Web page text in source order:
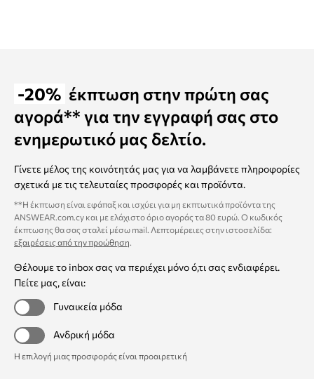
-20% έκπτωση στην πρώτη σας
αγορά** για την εγγραφή σας στο
ενημερωτικό μας δελτίο.
Γίνετε μέλος της κοινότητάς μας για να λαμβάνετε πληροφορίες
σχετικά με τις τελευταίες προσφορές και προϊόντα.
**Η έκπτωση είναι εφάπαξ και ισχύει για μη εκπτωτικά προϊόντα της
ANSWEAR.com.cy και με ελάχιστο όριο αγοράς τα 80 ευρώ. Ο κωδικός
έκπτωσης θα σας σταλεί μέσω mail. Λεπτομέρειες στην ιστοσελίδα:
εξαιρέσεις από την προώθηση.
Θέλουμε το inbox σας να περιέχει μόνο ό,τι σας ενδιαφέρει.
Πείτε μας, είναι:
Γυναικεία μόδα
Ανδρική μόδα
Η επιλογή μιας προσφοράς είναι προαιρετική